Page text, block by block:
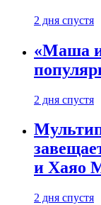
2 дня спустя
«Маша и
2 дня спустя
и Хаяо
2 дня спустя